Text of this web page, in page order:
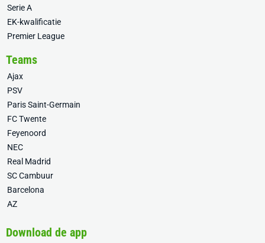
Serie A
EK-kwalificatie
Premier League
Teams
Ajax
PSV
Paris Saint-Germain
FC Twente
Feyenoord
NEC
Real Madrid
SC Cambuur
Barcelona
AZ
Download de app